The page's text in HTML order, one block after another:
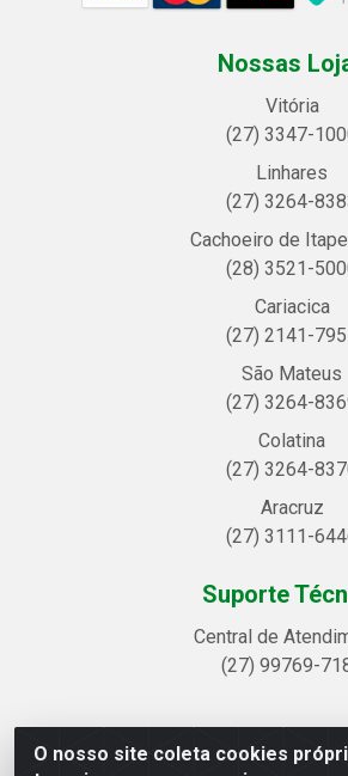
O nosso site coleta cookies
Nossas
Vitória
(27) 3347-
Linhares
(27) 3264-
Cachoeiro de
(28) 3521-
Cariacica
(27) 2141-
São Mateus
(27) 3264-
Colatina
(27) 3264-
Aracruz
(27) 3111-
Suporte
Central de
(27) 99769-
Linhavix Distribuidora LTDA -